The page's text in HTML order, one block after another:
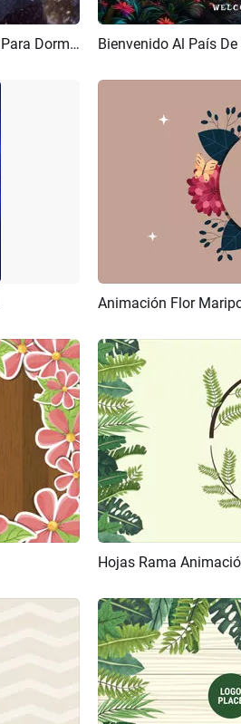
Lista De Reproducción De Música Navideña Para Dormir, Cuento De Hadas, Papá Noel Y Nieve
Animación Flor
Hojas Rama